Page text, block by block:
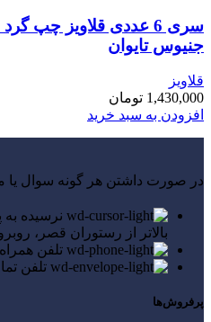
جنیوس تایوان
قلاویز
1,430,000 تومان
افزودن به سبد خرید
در صورت داشتن هر گونه سوال یا
بالاتر از رستوران قصر،
تلفن همراه:
تلفن تماس:
پرفروش‌ها